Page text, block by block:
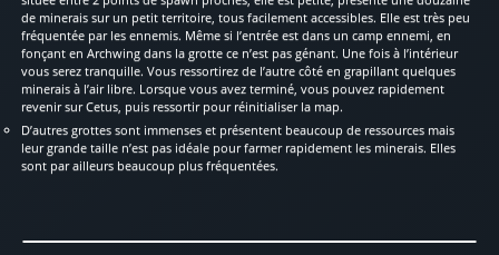
de minerais sur un petit territoire, tous facilement accessibles. Elle est très peu
fréquentée par les ennemis. Même si l’entrée est dans un camp ennemi, en
fonçant en Archwing dans la grotte ce n’est pas génant. Une fois à l’intérieur
vous serez tranquille. Vous ressortirez de l’autre côté en grapillant quelques
minerais à l’air libre. Lorsque vous avez terminé, vous pouvez rapidement
revenir sur Cetus, puis ressortir pour réinitialiser la map.
D’autres grottes sont immenses et présentent beaucoup de ressources mais
leur grande taille n’est pas idéale pour farmer rapidement les minerais. Elles
sont par ailleurs beaucoup plus fréquentées.